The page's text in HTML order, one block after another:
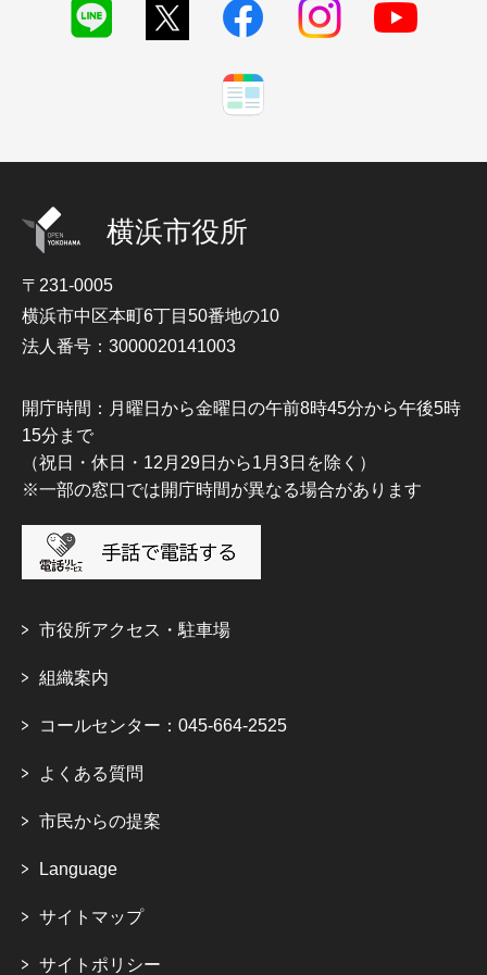
横浜市役所
〒231-0005
横浜市中区本町6丁目50番地の10
法人番号：3000020141003
開庁時間：月曜日から金曜日の午前8時45分から午後5時
15分まで
（祝日・休日・12月29日から1月3日を除く）
※一部の窓口では開庁時間が異なる場合があります
市役所アクセス・駐車場
組織案内
コールセンター：045-664-2525
よくある質問
市民からの提案
Language
サイトマップ
サイトポリシー